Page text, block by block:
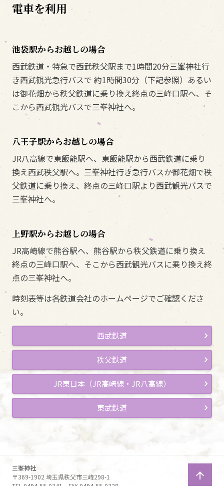
電車を利用
池袋駅からお越しの場合
西武鉄道・特急で西武秩父駅まで1時間20分三峯神社行
き西武観光急行バスで 約1時間30分（下記参照）あるい
は御花畑から秩父鉄道に乗り換え終点の三峰口駅へ、そ
こから西武観光バスで三峯神社へ。
八王子駅からお越しの場合
JR八高線で東飯能駅へ、東飯能駅から西武鉄道に乗り
換え西武秩父駅へ。三峯神社行き急行バスか御花畑で秩
父鉄道に乗り換え、終点の三峰口駅より西武観光バスで
三峯神社へ。
上野駅からお越しの場合
JR高崎線で熊谷駅へ、熊谷駅から秩父鉄道に乗り換え
終点の三峰口駅へ、そこから西武観光バスに乗り換え終
点の三峯神社へ。
時刻表等は各鉄道会社のホームページでご確認くださ
い。
西武鉄道
秩父鉄道
JR東日本（JR高崎線・JR八高線）
東武鉄道
arrow_upward
三峯神社
〒369-1902 埼玉県秩父市三峰298-1
TEL 0494-55-0241 FAX 0494-55-0328